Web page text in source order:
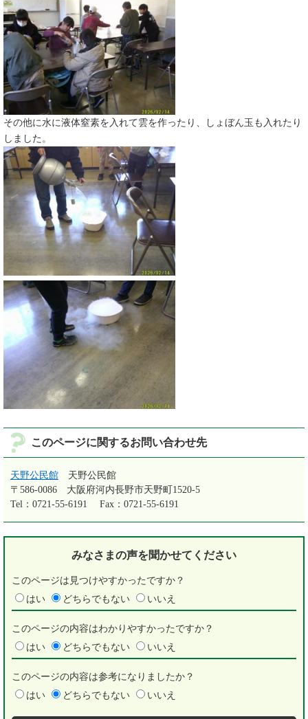
その他に水に液体窒素を入れて雲を作ったり、しょぼん玉も入れたり
しました。​
このページに関するお問い合わせ先
天野公民館
天野公民館
〒586-0086
大阪府河内長野市天野町1520-5
Tel：0721-55-6191
Fax：0721-55-6191
みなさまの声を聞かせてください
このページは見つけやすかったですか？
はい
どちらでもない いいえ
このページの内容はわかりやすかったですか？
はい
どちらでもない いいえ
このページの内容は参考になりましたか？
はい
どちらでもない いいえ